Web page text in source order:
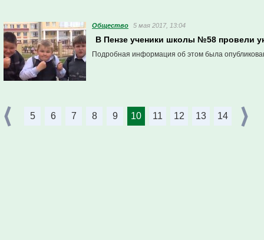
Общество 5 мая 2017, 13:04
В Пензе ученики школы №58 провели
Подробная информация об этом была
5 6 7 8 9 10 11 12 13 14